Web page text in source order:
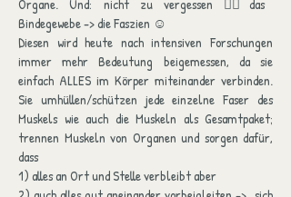
Organe. Und: nicht zu vergessen 👆🏻das
Bindegewebe -> die Faszien ☺️
Diesen wird heute nach intensiven Forschungen
immer mehr Bedeutung beigemessen, da sie
einfach ALLES im Körper miteinander verbinden.
Sie umhüllen/schützen jede einzelne Faser des
Muskels wie auch die Muskeln als Gesamtpaket;
trennen Muskeln von Organen und sorgen dafür,
dass
1) alles an Ort und Stelle verbleibt aber